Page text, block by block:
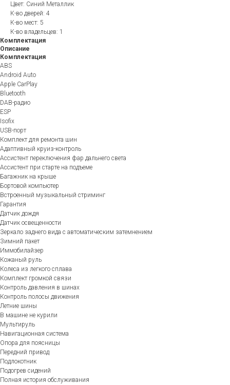
Цвет: Синий Металлик
К-во дверей: 4
К-во мест: 5
К-во владельцев: 1
Комплектация
Описание
Комплектация
ABS
Android Auto
Apple CarPlay
Bluetooth
DAB-радио
ESP
Isofix
USB-порт
Комплект для ремонта шин
Адаптивный круиз-контроль
Ассистент переключения фар дальнего света
Ассистент при старте на подъеме
Багажник на крыше
Бортовой компьютер
Встроенный музыкальный стриминг
Гарантия
Датчик дождя
Датчик освещенности
Зеркало заднего вида с автоматическим затемнением
Зимний пакет
Иммобилайзер
Кожаный руль
Колеса из легкого сплава
Комплект громкой связи
Контроль давления в шинах
Контроль полосы движения
Летние шины
В машине не курили
Мультируль
Навигационная система
Опора для поясницы
Передний привод
Подлокотник
Подогрев сидений
Полная история обслуживания